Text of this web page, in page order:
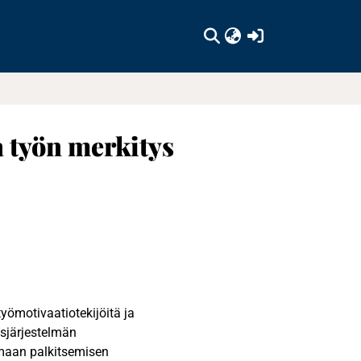
työn merkitys
ja
palkitsemisen